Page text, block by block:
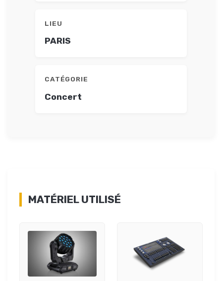
LIEU
PARIS
CATÉGORIE
Concert
MATÉRIEL UTILISÉ